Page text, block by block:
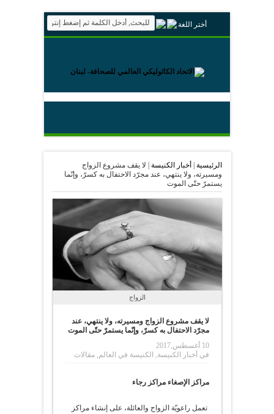
أختر اللغة
الرئيسية أخبار الكنيسة
لا يقف مشروع الزواج
ومسيرته، ولا ينتهي، عند مجرّد الاحتفال به كسرّ، وإنّما
يستمرّ حتّى الموت
الزواج
لا يقف مشروع الزواج ومسيرته، ولا ينتهي، عند
مجرّد الاحتفال به كسرّ، وإنّما يستمرّ حتّى الموت
10 أغسطس,2017
في أخبار الكنيسة, الكنيسة في العالم,مقالات
مراكز الإصغاء مراكز رجاء
تعمل راعويّة الزواج والعائلة، على إنشاء مراكز